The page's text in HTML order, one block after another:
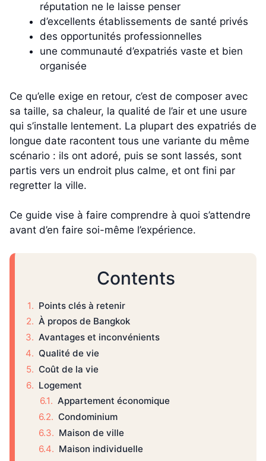
réputation ne le laisse penser
d’excellents établissements de santé privés
des opportunités professionnelles
une communauté d’expatriés vaste et bien
organisée
Ce qu’elle exige en retour, c’est de composer avec
sa taille, sa chaleur, la qualité de l’air et une usure
qui s’installe lentement. La plupart des expatriés de
longue date racontent tous une variante du même
scénario : ils ont adoré, puis se sont lassés, sont
partis vers un endroit plus calme, et ont fini par
regretter la ville.
Ce guide vise à faire comprendre à quoi s’attendre
avant d’en faire soi-même l’expérience.
Contents
Points clés à retenir
À propos de Bangkok
Avantages et inconvénients
Qualité de vie
Coût de la vie
Logement
Appartement économique
Condominium
Maison de ville
Maison individuelle